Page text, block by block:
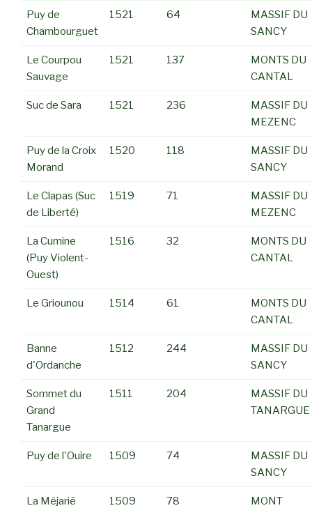
Puy de
Chambourguet
1521 64
MASSIF DU
SANCY
Le Courpou
Sauvage
1521 137
MONTS DU
CANTAL
Suc de Sara 1521 236
MASSIF DU
MEZENC
Puy de la Croix
Morand
1520 118
MASSIF DU
SANCY
Le Clapas (Suc
de Liberté)
1519 71
MASSIF DU
MEZENC
La Cumine
(Puy Violent-
Ouest)
1516 32
MONTS DU
CANTAL
Le Griounou 1514 61
MONTS DU
CANTAL
Banne
d'Ordanche
1512 244
MASSIF DU
SANCY
Sommet du
Grand
Tanargue
1511 204
MASSIF DU
TANARGUE
Puy de l'Ouire 1509 74
MASSIF DU
SANCY
La Méjarié 1509 78
MONT